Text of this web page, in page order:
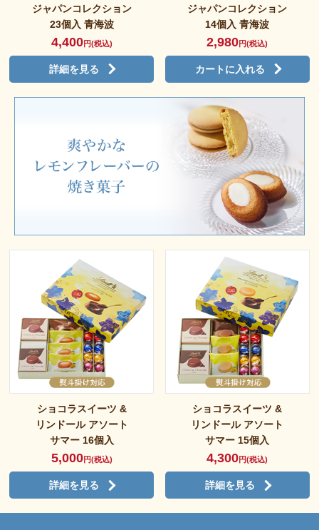
ジャパンコレクション
23個入 青海波
4,400円(税込)
詳細を見る
ジャパンコレクション
14個入 青海波
2,980円(税込)
カートに入れる
ショコラスイーツ &
リンドール アソート
サマー 16個入
5,000円(税込)
詳細を見る
ショコラスイーツ &
リンドール アソート
サマー 15個入
4,300円(税込)
詳細を見る